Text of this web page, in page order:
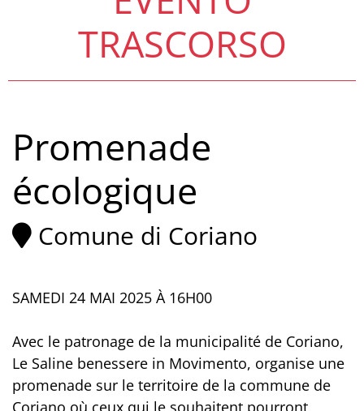
TRASCORSO
Promenade
écologique
Comune di Coriano
SAMEDI 24 MAI 2025 À 16H00
Avec le patronage de la municipalité de Coriano,
Le Saline benessere in Movimento, organise une
promenade sur le territoire de la commune de
Coriano où ceux qui le souhaitent pourront